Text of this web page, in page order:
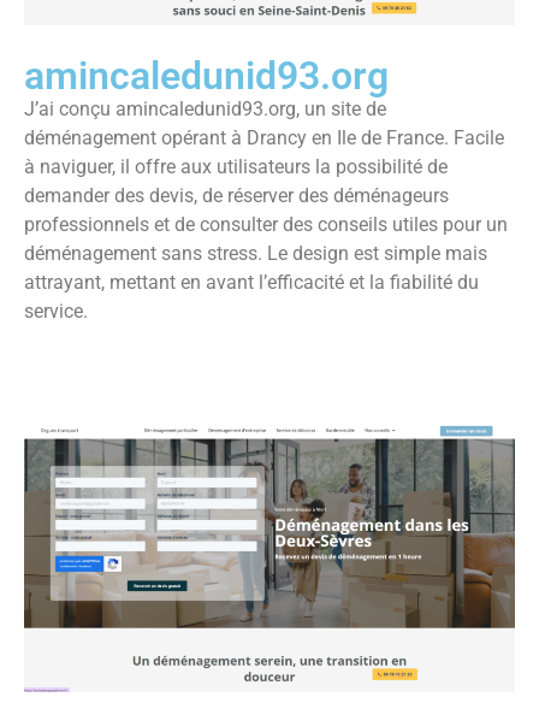
amincaledunid93.org
J’ai conçu amincaledunid93.org, un site de
déménagement opérant à Drancy en Ile de France. Facile
à naviguer, il offre aux utilisateurs la possibilité de
demander des devis, de réserver des déménageurs
professionnels et de consulter des conseils utiles pour un
déménagement sans stress. Le design est simple mais
attrayant, mettant en avant l’efficacité et la fiabilité du
service.